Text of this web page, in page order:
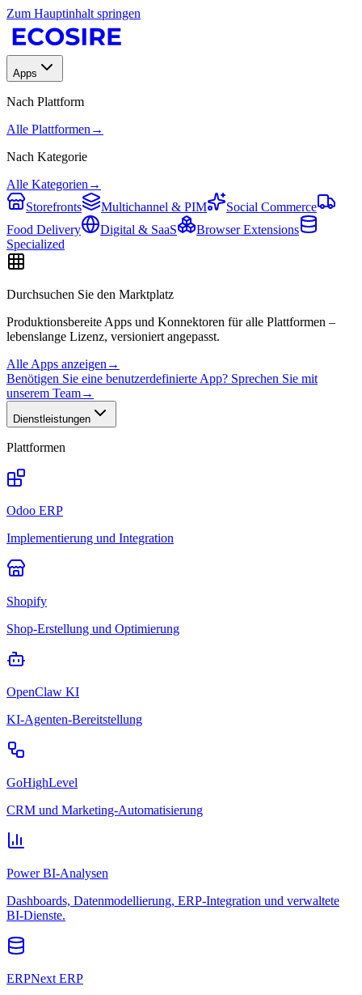
Zum Hauptinhalt springen
Apps
Nach Plattform
Alle Plattformen →
Nach Kategorie
Alle Kategorien →
Storefronts
Multichannel & PIM
Social Commerce
Food Delivery
Digital & SaaS
Browser Extensions
Specialized
Durchsuchen Sie den Marktplatz
Produktionsbereite Apps und Konnektoren für alle Plattformen –
lebenslange Lizenz, versioniert angepasst.
Alle Apps anzeigen →
Benötigen Sie eine benutzerdefinierte App? Sprechen Sie mit
unserem Team→
Dienstleistungen
Plattformen
Odoo ERP
Implementierung und Integration
Shopify
Shop-Erstellung und Optimierung
OpenClaw KI
KI-Agenten-Bereitstellung
GoHighLevel
CRM und Marketing-Automatisierung
Power BI-Analysen
Dashboards, Datenmodellierung, ERP-Integration und verwaltete
BI-Dienste.
ERPNext ERP